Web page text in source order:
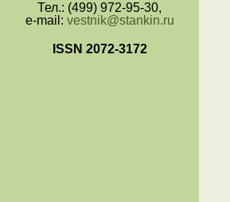
Тел.: (499) 972-95-30,
e-mail: vestnik@stankin.ru
ISSN 2072-3172